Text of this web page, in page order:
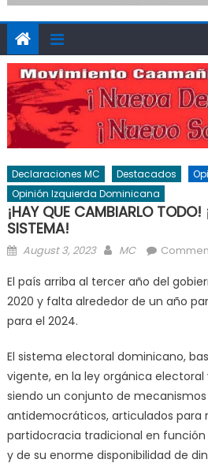
Declaraciones MC Destacados
Opinión Izquierda Dominicana
¡HAY QUE CAMBIARLO TODO!
SISTEMA!
Posted
August 3, 2023 Author
MC
El país arriba al tercer año del
2020 y falta alrededor de un año
para el 2024.
El sistema electoral dominicano,
vigente, en la ley orgánica electoral
siendo un conjunto de
antidemocráticos, articulados para
partidocracia tradicional en función
y de su enorme disponibilidad de